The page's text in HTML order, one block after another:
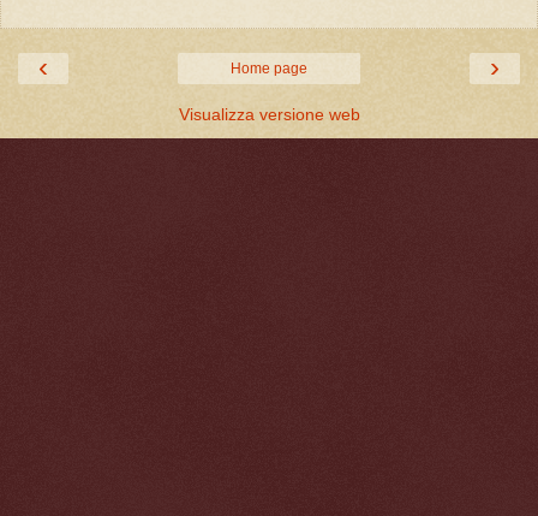
‹ ›
Home page
Visualizza versione web